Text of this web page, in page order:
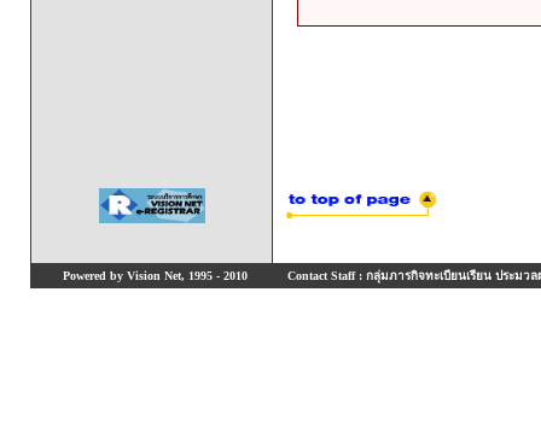
Powered by Vision Net, 1995 - 2010 Contact Staff : กลุ่มภารกิจทะเบียนเรียน ประมวล